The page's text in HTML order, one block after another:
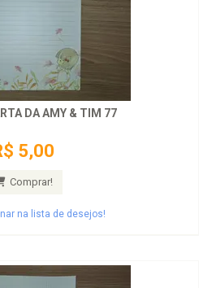
DA AMY & TIM 77
5,00
Comprar!
na lista de desejos!